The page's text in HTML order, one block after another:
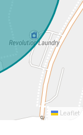
Leaflet